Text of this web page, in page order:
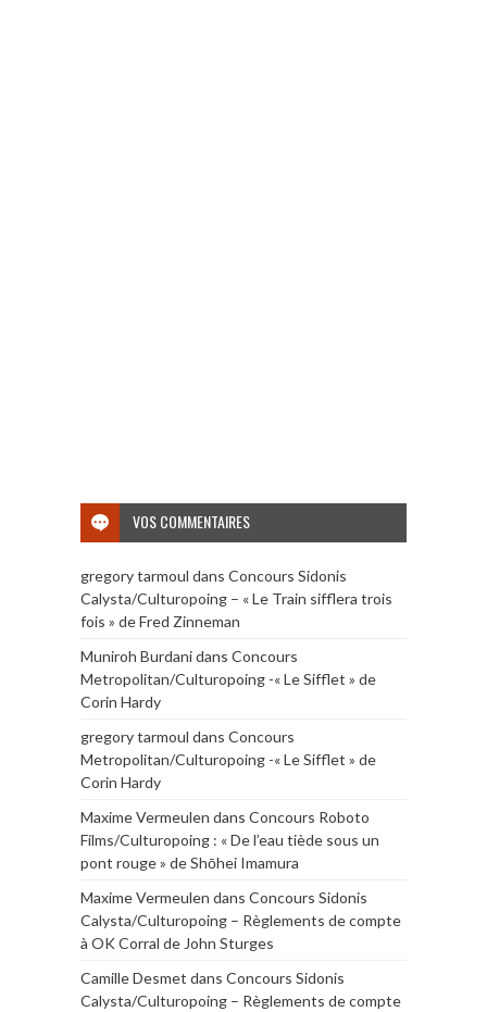
VOS COMMENTAIRES
gregory tarmoul dans Concours Sidonis
Calysta/Culturopoing – « Le Train sifflera trois
fois » de Fred Zinneman
Muniroh Burdanidans Concours
Metropolitan/Culturopoing -« Le Sifflet » de
Corin Hardy
gregory tarmoul dans Concours
Metropolitan/Culturopoing -« Le Sifflet » de
Corin Hardy
Maxime Vermeulen dans Concours Roboto
Films/Culturopoing : « De l’eau tiède sous un
pont rouge » de Shōhei Imamura
Maxime Vermeulen dans Concours Sidonis
Calysta/Culturopoing – Règlements de compte
à OK Corral de John Sturges
Camille Desmet dans Concours Sidonis
Calysta/Culturopoing – Règlements de compte